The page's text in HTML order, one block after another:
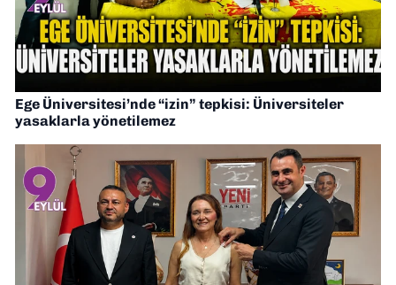
Ege Üniversitesi’nde “izin” tepkisi: Üniversiteler
yasaklarla yönetilemez